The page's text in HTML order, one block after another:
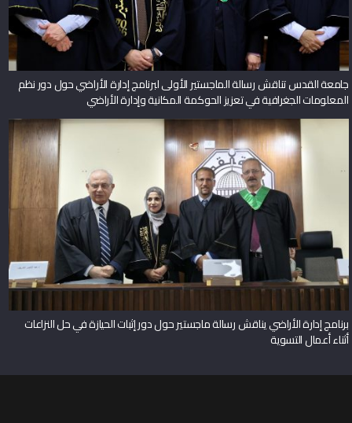
جامعة القدس تناقش رسالة الماجستير الأولى لبرنامج إدارة الأراضي حول دور نظم
المعلومات الجغرافية في تعزيز الحوكمة المكانية وإدارة الأراضي
برنامج إدارة الأراضي يناقش رسالة ماجستير حول دور إثبات الحيازة في حل النزاعات
أثناء أعمال التسوية